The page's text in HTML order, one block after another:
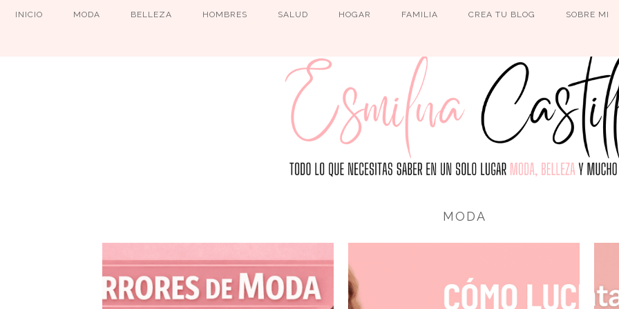
INICIO MODA BELLEZA HOMBRES SALUD HOGAR FAMILIA CREA TU BLOG SOBRE MI
MODA